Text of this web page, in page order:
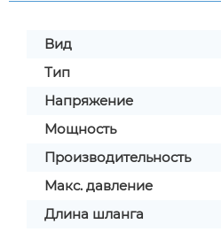
Вид
Тип
Напряжение
Мощность
Производительность
Макс. давление
Длина шланга